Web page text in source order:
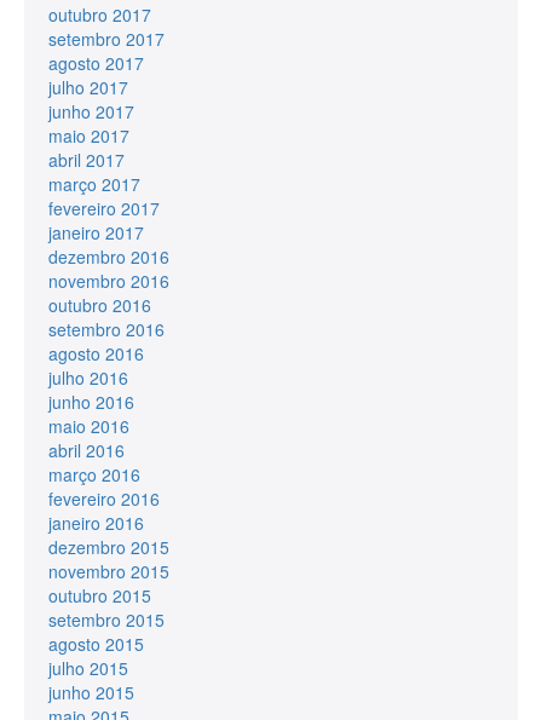
outubro 2017
setembro 2017
agosto 2017
julho 2017
junho 2017
maio 2017
abril 2017
março 2017
fevereiro 2017
janeiro 2017
dezembro 2016
novembro 2016
outubro 2016
setembro 2016
agosto 2016
julho 2016
junho 2016
maio 2016
abril 2016
março 2016
fevereiro 2016
janeiro 2016
dezembro 2015
novembro 2015
outubro 2015
setembro 2015
agosto 2015
julho 2015
junho 2015